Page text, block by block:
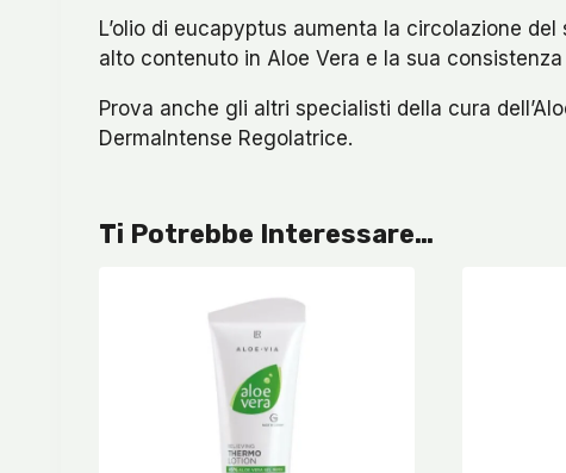
L’olio di eucapyptus aumenta la circolazione
alto contenuto in Aloe Vera e la sua
Prova anche gli altri specialisti della cura
DermaIntense Regolatrice.
Ti Potrebbe Interessare…